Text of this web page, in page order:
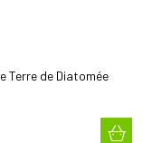
Terre de Diatomée